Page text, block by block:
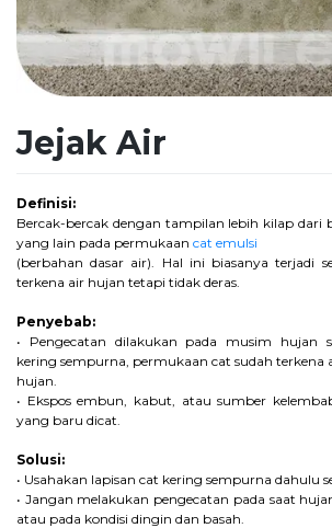
Jejak Air
Definisi:
Bercak-bercak dengan tampilan lebih kilap dari
yang lain pada permukaan cat emulsi
(berbahan dasar air). Hal ini biasanya terjadi
terkena air hujan tetapi tidak deras.
Penyebab:
• Pengecatan dilakukan pada musim hujan
kering sempurna, permukaan cat sudah terkena
hujan.
• Ekspos embun, kabut, atau sumber
yang baru dicat.
Solusi:
• Usahakan lapisan cat kering sempurna dahulu
• Jangan melakukan pengecatan pada saat
atau pada kondisi dingin dan basah.